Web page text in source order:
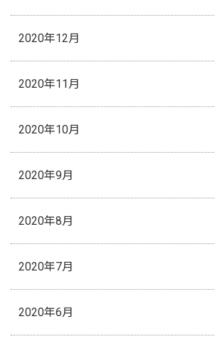
2020年12月
2020年11月
2020年10月
2020年9月
2020年8月
2020年7月
2020年6月